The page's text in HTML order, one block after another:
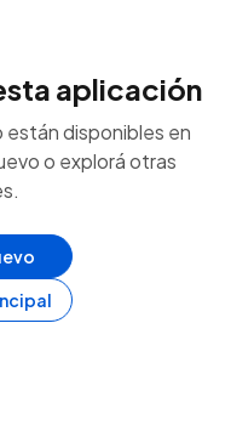
aplicación
están disponibles en
o explorá otras